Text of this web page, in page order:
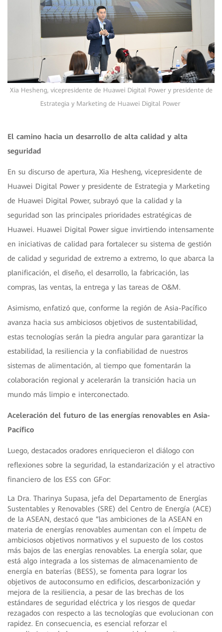
Xia Hesheng, vicepresidente de Huawei Digital Power y presidente de
Estrategia y Marketing de Huawei Digital Power
El camino hacia un desarrollo de alta calidad y alta
seguridad
En su discurso de apertura, Xia Hesheng, vicepresidente de
Huawei Digital Power y presidente de Estrategia y Marketing
de Huawei Digital Power, subrayó que la calidad y la
seguridad son las principales prioridades estratégicas de
Huawei. Huawei Digital Power sigue invirtiendo intensamente
en iniciativas de calidad para fortalecer su sistema de gestión
de calidad y seguridad de extremo a extremo, lo que abarca la
planificación, el diseño, el desarrollo, la fabricación, las
compras, las ventas, la entrega y las tareas de O&M.
Asimismo, enfatizó que, conforme la región de Asia-Pacífico
avanza hacia sus ambiciosos objetivos de sustentabilidad,
estas tecnologías serán la piedra angular para garantizar la
estabilidad, la resiliencia y la confiabilidad de nuestros
sistemas de alimentación, al tiempo que fomentarán la
colaboración regional y acelerarán la transición hacia un
mundo más limpio e interconectado.
Aceleración del futuro de las energías renovables en Asia-
Pacífico
Luego, destacados oradores enriquecieron el diálogo con
reflexiones sobre la seguridad, la estandarización y el atractivo
financiero de los ESS con GFor:
La Dra. Tharinya Supasa, jefa del Departamento de Energías
Sustentables y Renovables (SRE) del Centro de Energía (ACE)
de la ASEAN, destacó que “las ambiciones de la ASEAN en
materia de energías renovables aumentan con el ímpetu de
ambiciosos objetivos normativos y el supuesto de los costos
más bajos de las energías renovables. La energía solar, que
está algo integrada a los sistemas de almacenamiento de
energía en baterías (BESS), se fomenta para lograr los
objetivos de autoconsumo en edificios, descarbonización y
mejora de la resiliencia, a pesar de las brechas de los
estándares de seguridad eléctrica y los riesgos de quedar
rezagados con respecto a las tecnologías que evolucionan con
rapidez. En consecuencia, es esencial reforzar el